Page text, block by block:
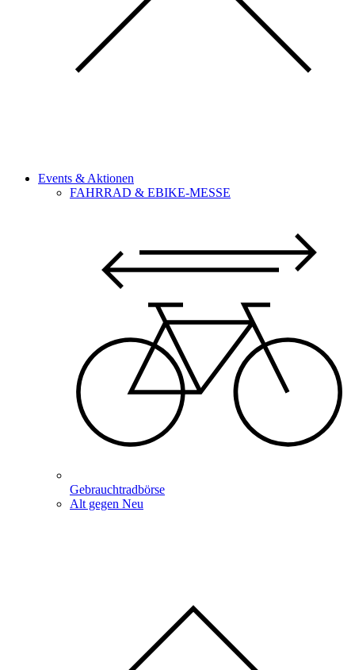
Events & Aktionen
FAHRRAD & EBIKE-MESSE
Gebrauchtradbörse
Alt gegen Neu